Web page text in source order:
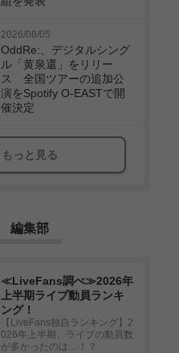
2026/08/05
OddRe:、デジタルシング
ル「黄泉還」をリリー
ス 全国ツアーの追加公
演をSpotify O-EASTで開
催決定
もっと見る
編集部
≪LiveFans調べ≫2026年
上半期ライブ動員ランキ
ング！
【LiveFans独自ランキング】2
026年上半期、ライブの動員数
が多かったのは…！？